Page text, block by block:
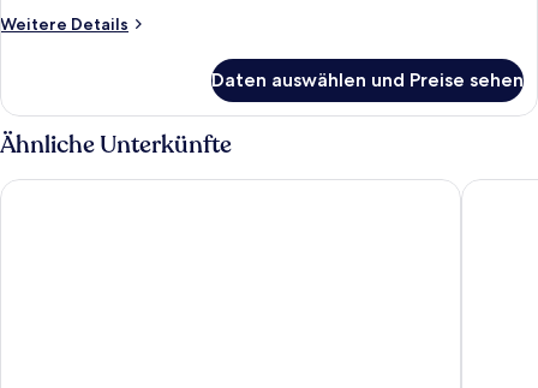
Weitere Details
Weitere
oder
Zweibettzimmer,
Stadtblick
Daten auswählen und Preise sehen
Ähnliche Unterkünfte
Hotel Garden